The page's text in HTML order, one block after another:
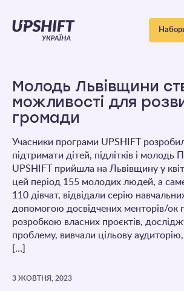
Upshift
Україна
Молодь Львівщини
можливості для
громади
Учасники програми UPSHIFT
підтримати дітей, підлітків і молодь
UPSHIFT прийшла на Львівщину у
цей період 155 молодих людей, а
110 дівчат, відвідали серію
допомогою досвідчених менторів/ок
розробкою власних проєктів,
проблему, вивчали цільову аудиторію,
[…]
3 ЖОВТНЯ, 2023